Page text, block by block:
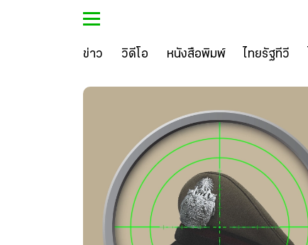
ข่าว วิดีโอ หนังสือพิมพ์ ไทยรัฐทีวี